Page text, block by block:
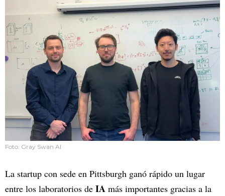
Foto: Gray Swan AI
La startup con sede en Pittsburgh ganó rápido un lugar
entre los laboratorios de IA más importantes gracias a la